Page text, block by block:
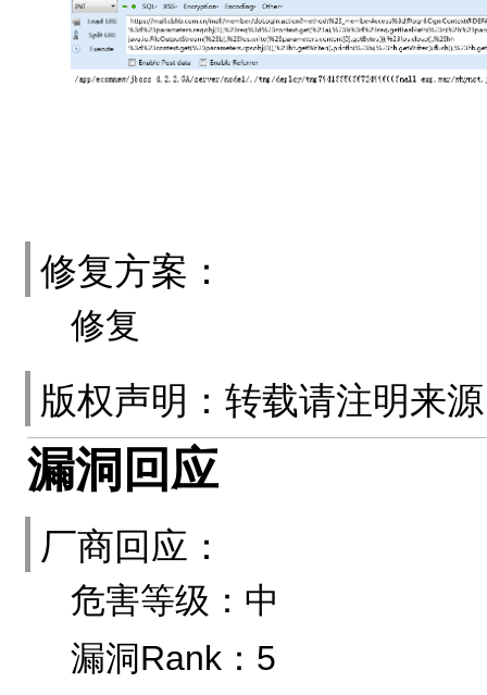
修复方案：
修复
版权声明：转载请注明来
漏洞回应
厂商回应：
危害等级：中
漏洞Rank：5